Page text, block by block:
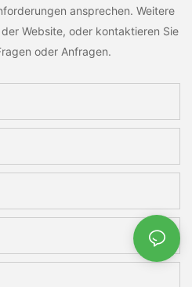
ansprechen. Weitere
Website, oder kontaktieren Sie
oder Anfragen.